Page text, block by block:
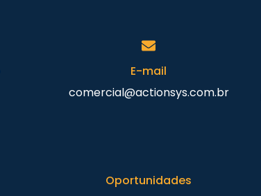
E-mail
comercial@actionsys.com.br
Oportunidades